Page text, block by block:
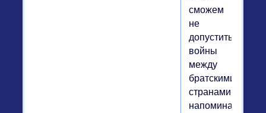
сможем
не
допустить
войны
между
братскими
странами,
напоминая